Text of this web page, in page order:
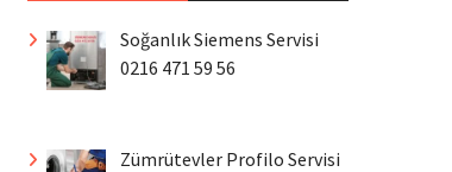
Soğanlık Siemens Servisi
0216 471 59 56
Zümrütevler Profilo Servisi